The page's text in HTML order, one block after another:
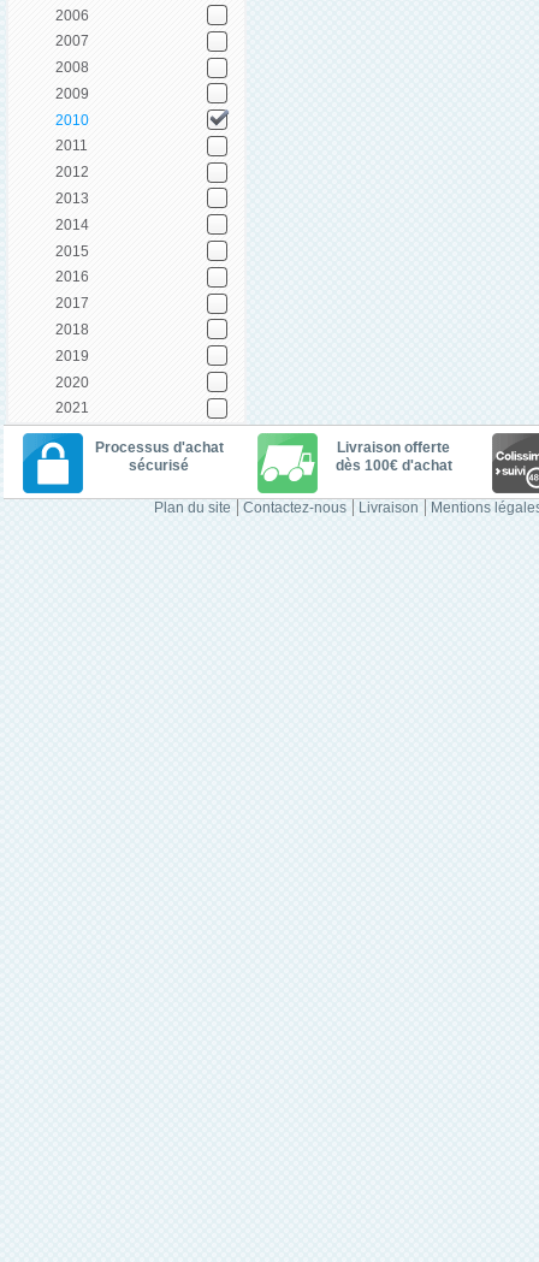
2006
2007
2008
2009
2010
2011
2012
2013
2014
2015
2016
2017
2018
2019
2020
2021
Processus d'achat
sécurisé
Livraison offerte
dès 100€ d'achat
Plan du site Contactez-nous Livraison Mentions